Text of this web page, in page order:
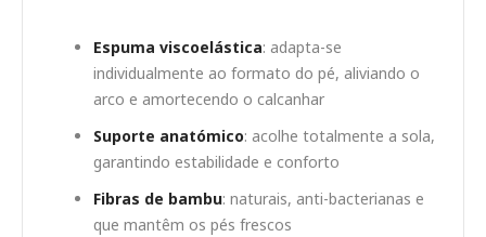
Espuma viscoelástica: adapta-se
individualmente ao formato do pé, aliviando o
arco e amortecendo o calcanhar
Suporte anatómico: acolhe totalmente a sola,
garantindo estabilidade e conforto
Fibras de bambu: naturais, anti-bacterianas e
que mantêm os pés frescos